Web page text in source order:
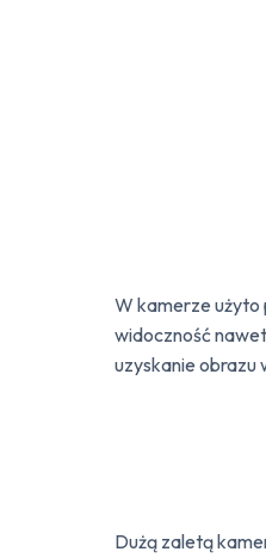
W kamerze użyto
widoczność
uzyskanie obrazu
Dużą zaletą